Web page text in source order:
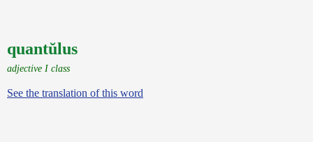
quantŭlus
adjective I class
See the translation of this word